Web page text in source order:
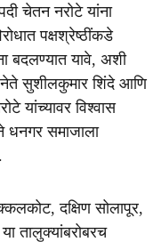
चेतन नरोटे यांना
पक्षश्रेष्ठींकडे
बदलण्यात यावे, अशी
नेते सुशीलकुमार शिंदे आणि
यांच्यावर विश्वास
धनगर समाजाला
दक्षिण सोलापूर,
तालुक्यांबरोबरच